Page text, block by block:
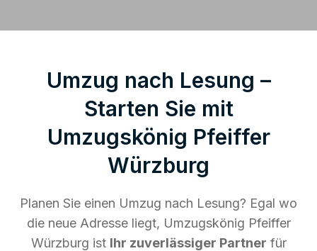
Umzug nach Lesung –
Starten Sie mit
Umzugskönig Pfeiffer
Würzburg
Planen Sie einen Umzug nach Lesung? Egal wo
die neue Adresse liegt, Umzugskönig Pfeiffer
Würzburg ist Ihr zuverlässiger Partner für